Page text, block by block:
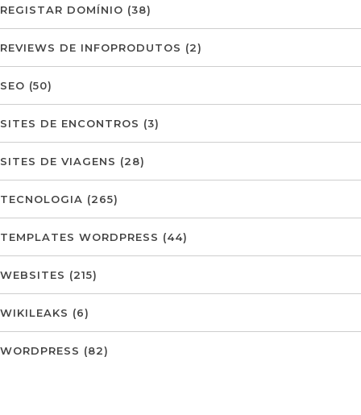
REGISTAR DOMÍNIO (38)
REVIEWS DE INFOPRODUTOS (2)
SEO (50)
SITES DE ENCONTROS (3)
SITES DE VIAGENS (28)
TECNOLOGIA (265)
TEMPLATES WORDPRESS (44)
WEBSITES (215)
WIKILEAKS (6)
WORDPRESS (82)